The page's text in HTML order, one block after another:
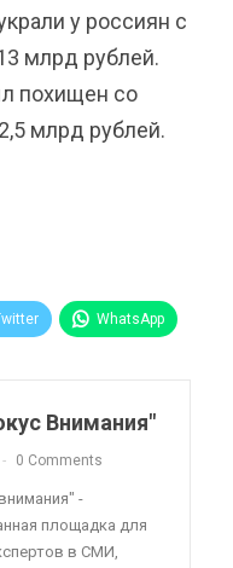
у россиян с
млрд рублей.
похищен со
млрд рублей.
WhatsApp
Внимания"
0 Comments
-
площадка для
в СМИ,